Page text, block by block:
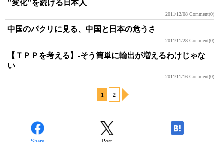
"変化"を続ける日本人
2011/12/08 Comment(0)
中国のパクリに見る、中国と日本の危うさ
2011/11/28 Comment(0)
【ＴＰＰを考える】-そう簡単に輸出が増えるわけじゃな
い
2011/11/16 Comment(0)
1 2